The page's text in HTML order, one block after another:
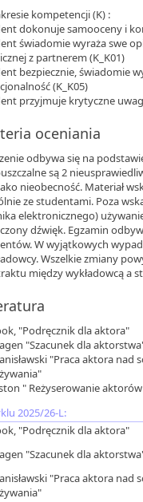
kompetencji (K) :
dokonuje samooceny i
świadomie wyraża swe
z partnerem (K_K01)
bezpiecznie, świadomie
(K_K05)
przyjmuje krytyczne
oceniania
odbywa się na
są 2
nieobecność. Materiał
ze studentami. Poza
elektronicznego)
dźwięk. Egzamin
W wyjątkowych
Wszelkie zmiany
między wykładowcą a
"Podręcznik dla aktora"
"Szacunek dla
"Praca aktora nad
" Reżyserowanie
2025/26-L:
"Podręcznik dla aktora"
"Szacunek dla
"Praca aktora nad